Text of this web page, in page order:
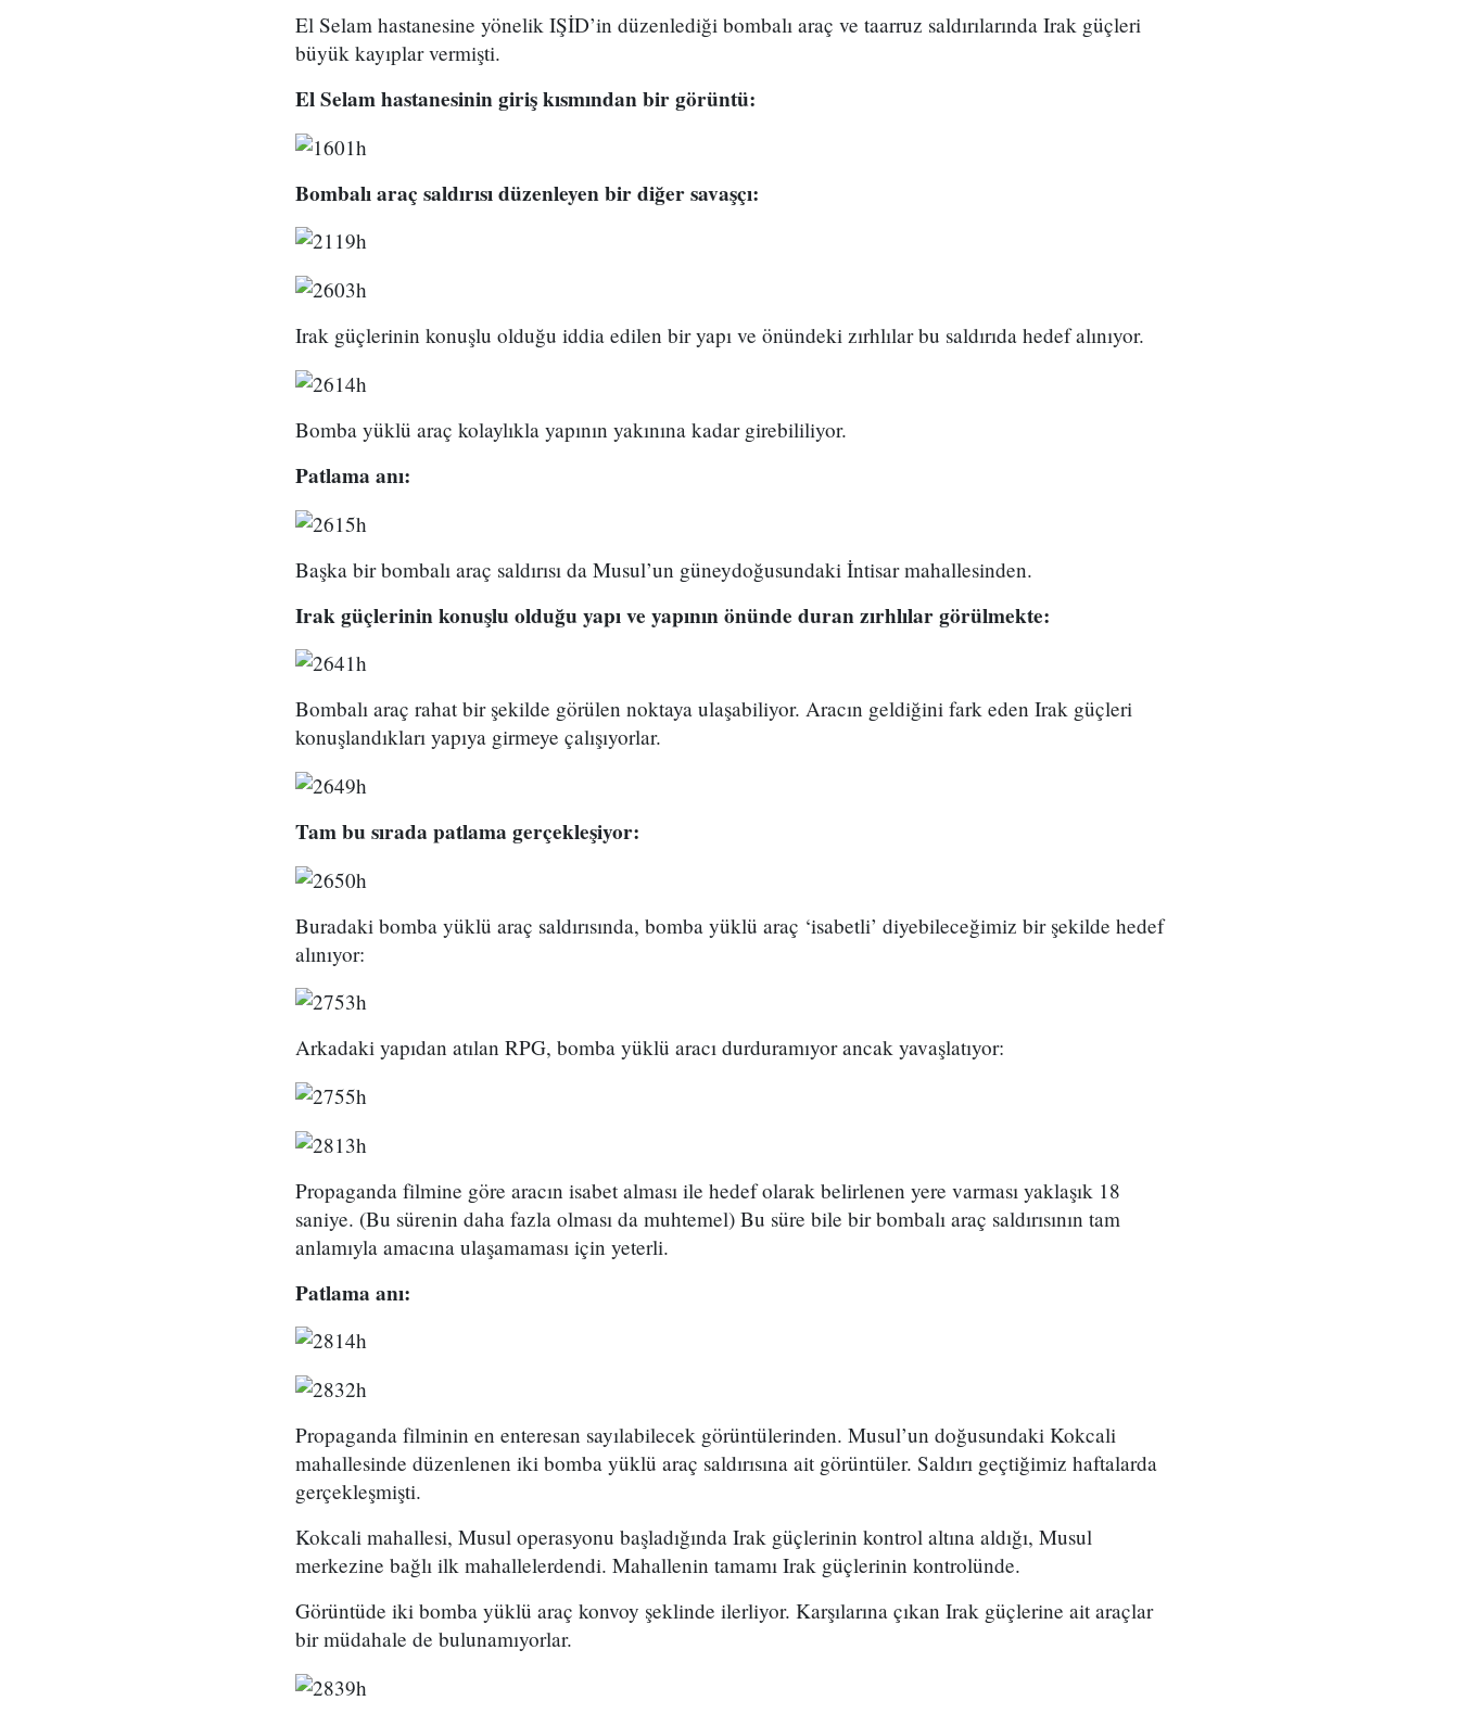
El Selam hastanesine yönelik IŞİD’in düzenlediği bombalı araç ve taarruz saldırılarında Irak güçleri
büyük kayıplar vermişti.
El Selam hastanesinin giriş kısmından bir görüntü:
Bombalı araç saldırısı düzenleyen bir diğer savaşçı:
Irak güçlerinin konuşlu olduğu iddia edilen bir yapı ve önündeki zırhlılar bu saldırıda hedef alınıyor.
Bomba yüklü araç kolaylıkla yapının yakınına kadar girebililiyor.
Patlama anı:
Başka bir bombalı araç saldırısı da Musul’un güneydoğusundaki İntisar mahallesinden.
Irak güçlerinin konuşlu olduğu yapı ve yapının önünde duran zırhlılar görülmekte:
Bombalı araç rahat bir şekilde görülen noktaya ulaşabiliyor. Aracın geldiğini fark eden Irak güçleri
konuşlandıkları yapıya girmeye çalışıyorlar.
Tam bu sırada patlama gerçekleşiyor:
Buradaki bomba yüklü araç saldırısında, bomba yüklü araç ‘isabetli’ diyebileceğimiz bir şekilde hedef
alınıyor:
Arkadaki yapıdan atılan RPG, bomba yüklü aracı durduramıyor ancak yavaşlatıyor:
Propaganda filmine göre aracın isabet alması ile hedef olarak belirlenen yere varması yaklaşık 18
saniye. (Bu sürenin daha fazla olması da muhtemel) Bu süre bile bir bombalı araç saldırısının tam
anlamıyla amacına ulaşamaması için yeterli.
Patlama anı:
Propaganda filminin en enteresan sayılabilecek görüntülerinden. Musul’un doğusundaki Kokcali
mahallesinde düzenlenen iki bomba yüklü araç saldırısına ait görüntüler. Saldırı geçtiğimiz haftalarda
gerçekleşmişti.
Kokcali mahallesi, Musul operasyonu başladığında Irak güçlerinin kontrol altına aldığı, Musul
merkezine bağlı ilk mahallelerdendi. Mahallenin tamamı Irak güçlerinin kontrolünde.
Görüntüde iki bomba yüklü araç konvoy şeklinde ilerliyor. Karşılarına çıkan Irak güçlerine ait araçlar
bir müdahale de bulunamıyorlar.